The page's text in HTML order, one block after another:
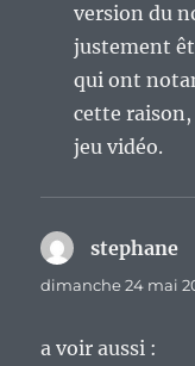
version du
justement
qui ont
cette
jeu vidéo.
stephane
dimanche 24 mai
a voir aussi :